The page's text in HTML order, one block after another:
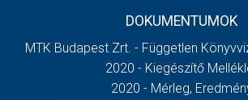
DOKUMENTUMOK
MTK Budapest Zrt. - Független
2020 - Kiegészítő
2020 - Mérleg,